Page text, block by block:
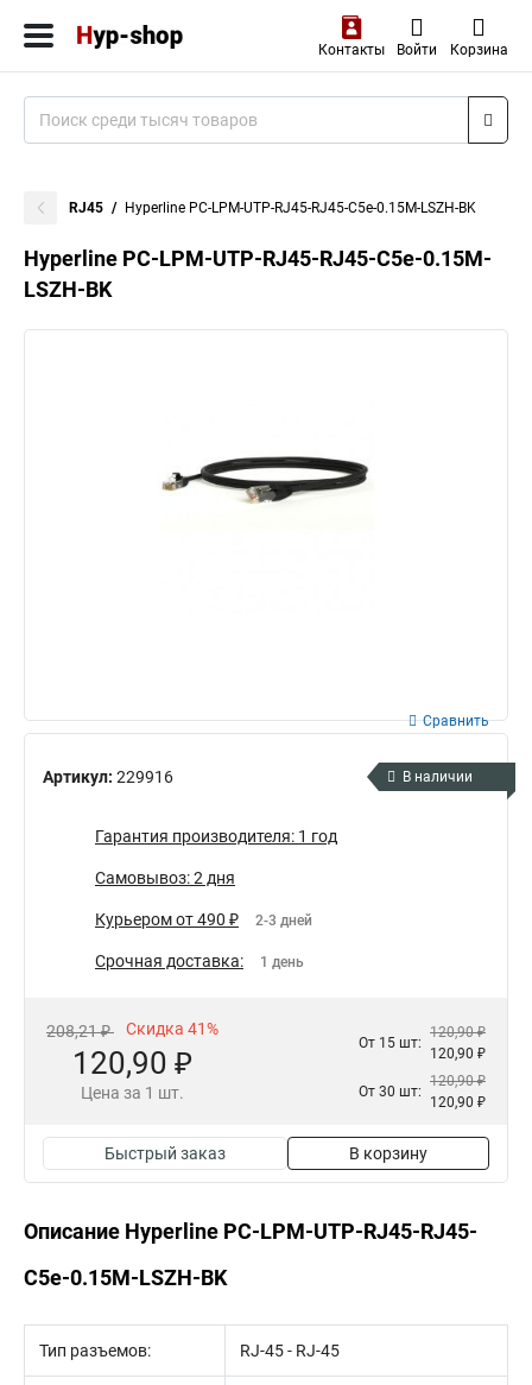
Контакты Войти Корзина
RJ45 Hyperline PC-LPM-UTP-RJ45-RJ45-C5e-0.15M-LSZH-BK
Hyperline PC-LPM-UTP-RJ45-RJ45-C5e-0.15M-
LSZH-BK
Артикул: 229916
Сравнить
В наличии
Гарантия производителя: 1 год
Самовывоз: 2 дня
Курьером от 490 ₽ 2-3 дней
Срочная доставка: 1 день
208,21 ₽ Скидка 41%
120,90 ₽
Цена за 1 шт.
От 15 шт:
120,90 ₽
120,90 ₽
От 30 шт:
120,90 ₽
120,90 ₽
Быстрый заказ В корзину
Описание Hyperline PC-LPM-UTP-RJ45-RJ45-
C5e-0.15M-LSZH-BK
Тип разъемов: RJ-45 - RJ-45